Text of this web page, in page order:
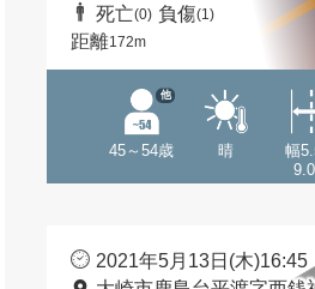
死亡(0) 負傷(1)
距離172m
45～54歳
他
晴
幅
2021年5月13日(木)16:45